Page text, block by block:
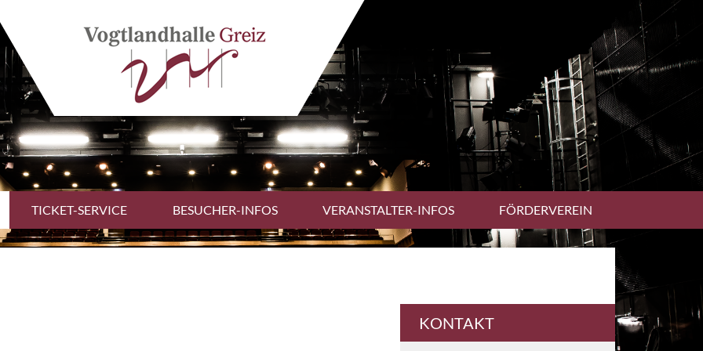
TICKET-SERVICE BESUCHER-INFOS VERANSTALTER-INFOS FÖRDERVEREIN
Ergänzendes
KONTAKT